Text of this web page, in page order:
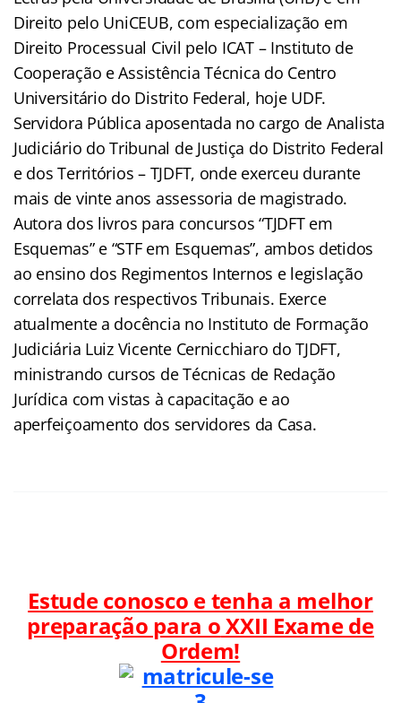
Direito pelo UniCEUB, com especialização em
Direito Processual Civil pelo ICAT – Instituto de
Cooperação e Assistência Técnica do Centro
Universitário do Distrito Federal, hoje UDF.
Servidora Pública aposentada no cargo de Analista
Judiciário do Tribunal de Justiça do Distrito Federal
e dos Territórios – TJDFT, onde exerceu durante
mais de vinte anos assessoria de magistrado.
Autora dos livros para concursos “TJDFT em
Esquemas” e “STF em Esquemas”, ambos detidos
ao ensino dos Regimentos Internos e legislação
correlata dos respectivos Tribunais. Exerce
atualmente a docência no Instituto de Formação
Judiciária Luiz Vicente Cernicchiaro do TJDFT,
ministrando cursos de Técnicas de Redação
Jurídica com vistas à capacitação e ao
aperfeiçoamento dos servidores da Casa.
Estude conosco e tenha a melhor
preparação para oXXII Exame de
Ordem!